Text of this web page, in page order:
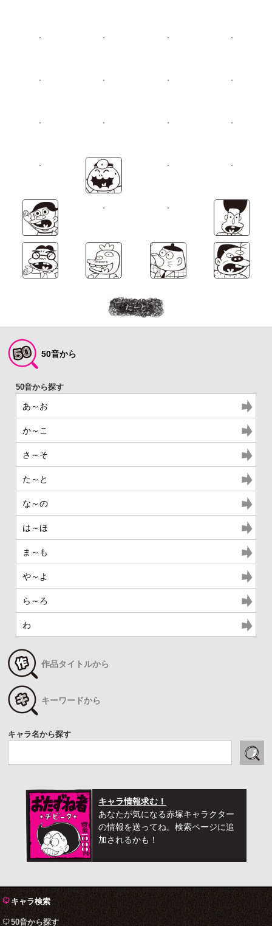
た～と
50音から
あ～お
か～こ
さ～そ
た～と
な～の
は～ほ
ま～も
や～よ
ら～ろ
わ
作品タイトルから
キーワードから
キャラ名から探す
キャラ情報求む！
あなたが気になる赤塚キャラクター
の情報を送ってね。検索ページに追
加されるかも！
キャラ検索
50音から探す